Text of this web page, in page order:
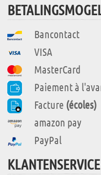
Bancontact
VISA
MasterCard
Paiement à
Facture (écoles)
amazon pay
PayPal
KLANTENSERVICE